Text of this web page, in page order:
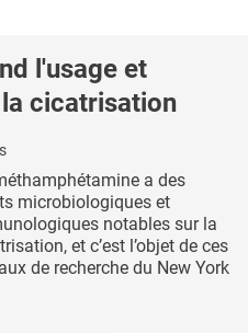
l'usage et
cicatrisation
a des
microbiologiques et
notables sur la
et c’est l’objet de ces
de recherche du New York